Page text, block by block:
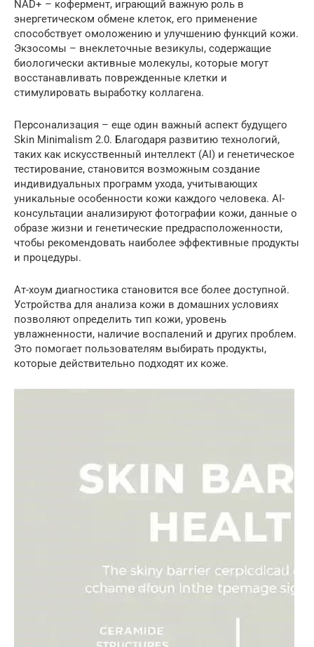
NAD+ – кофермент, играющий важную роль в
энергетическом обмене клеток, его применение
способствует омоложению и улучшению функций кожи.
Экзосомы – внеклеточные везикулы, содержащие
биологически активные молекулы, которые могут
восстанавливать поврежденные клетки и
стимулировать выработку коллагена.
Персонализация – еще один важный аспект будущего
Skin Minimalism 2.0. Благодаря развитию технологий,
таких как искусственный интеллект (AI) и генетическое
тестирование, становится возможным создание
индивидуальных программ ухода, учитывающих
уникальные особенности кожи каждого человека. AI-
консультации анализируют фотографии кожи, данные о
образе жизни и генетические предрасположенности,
чтобы рекомендовать наиболее эффективные продукты
и процедуры.
Ат-хоум диагностика становится все более доступной.
Устройства для анализа кожи в домашних условиях
позволяют определить тип кожи, уровень
увлажненности, наличие воспалений и других проблем.
Это помогает пользователям выбирать продукты,
которые действительно подходят их коже.